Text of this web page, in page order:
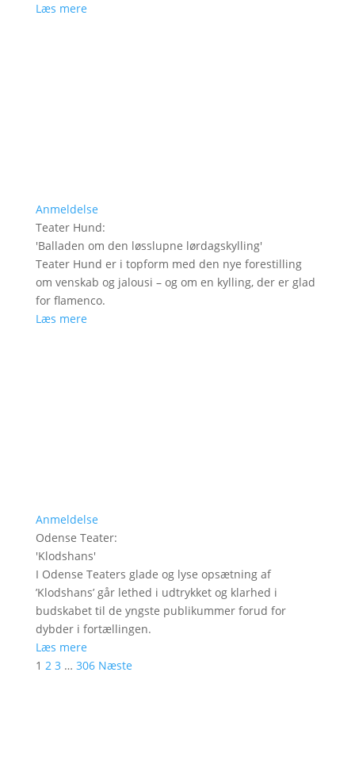
Læs mere
Anmeldelse
Teater Hund:
'Balladen om den løsslupne lørdagskylling'
Teater Hund er i topform med den nye forestilling
om venskab og jalousi – og om en kylling, der er glad
for flamenco.
Læs mere
Anmeldelse
Odense Teater:
'Klodshans'
I Odense Teaters glade og lyse opsætning af
’Klodshans’ går lethed i udtrykket og klarhed i
budskabet til de yngste publikummer forud for
dybder i fortællingen.
Læs mere
1 2 3 … 306 Næste